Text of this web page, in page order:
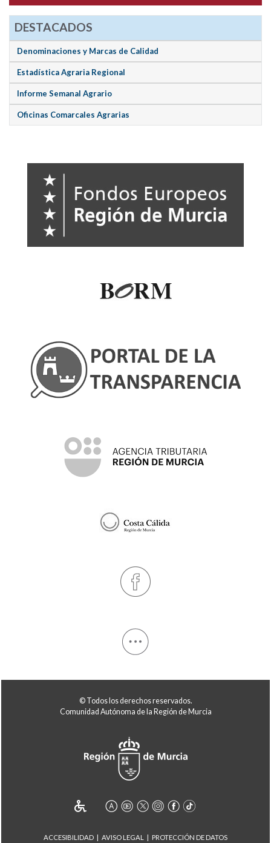
DESTACADOS
Denominaciones y Marcas de Calidad
Estadística Agraria Regional
Informe Semanal Agrario
Oficinas Comarcales Agrarias
© Todos los derechos reservados.
Comunidad Autónoma de la Región de Murcia
ACCESIBILIDAD AVISO LEGAL PROTECCIÓN DE DATOS